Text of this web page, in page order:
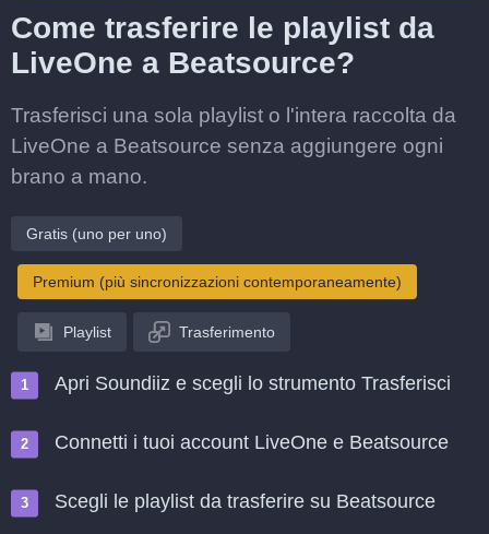
Come trasferire le playlist da
LiveOne a Beatsource?
Trasferisci una sola playlist o l'intera raccolta da
LiveOne a Beatsource senza aggiungere ogni
brano a mano.
Gratis (uno per uno)
Premium (più sincronizzazioni contemporaneamente)
Playlist Trasferimento
Apri Soundiiz e scegli lo strumento Trasferisci
Connetti i tuoi account LiveOne e Beatsource
Scegli le playlist da trasferire su Beatsource